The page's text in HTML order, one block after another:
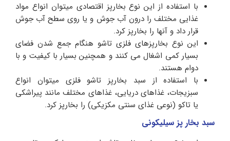
با استفاده از این نوع بخارپز اقتصادی میتوان انواع مواد
غذایی مختلف را درون آب جوش و یا روی سطح آب جوش
قرار داد و آنها را بخارپز کرد.
این نوع بخارپزهای فلزی تاشو هنگام جمع شدن فضای
بسیار کمی اشغال می کنند و همچنین بسیار با کیفیت و با
دوام هستند.
با استفاده از سبد بخارپز تاشو فلزی میتوان انواع
سبزیجات، غذاهای دریایی، غذاهای مختلف مانند پیراشکی
یا تاکو (نوعی غذای سنتی مکزیکی) را بخارپز کرد.
سبد بخار پز سیلیکونی